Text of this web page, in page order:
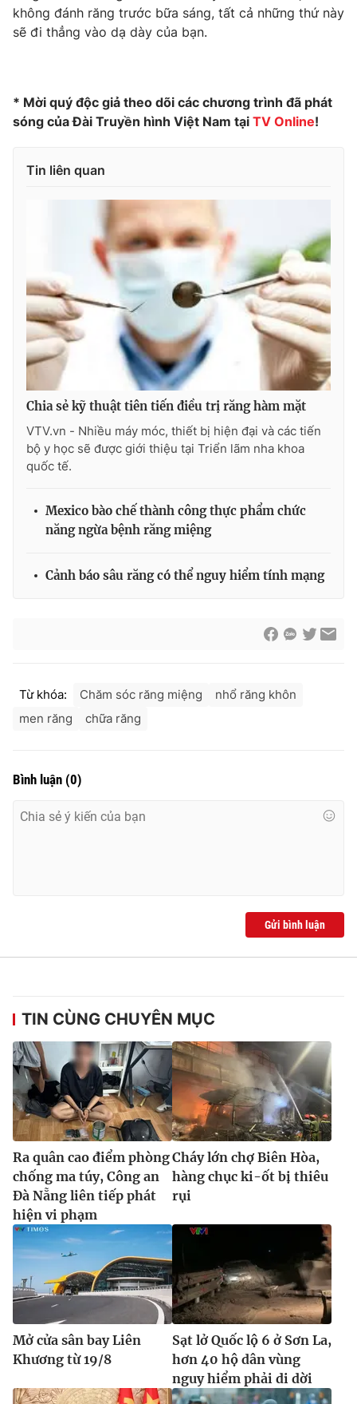
Ðiện thoại Thời báo VTV:024.66 897 897
Email: toasoan@vtv.vn
® Cấm sao chép dưới mọi hình thức nếu không có sự chấp
thuận bằng văn bản. Ghi rõ nguồn VTV.vn khi phát hành lại
thông tin từ website này.
không đánh răng trước bữa sáng, tất cả những thứ này
sẽ đi thẳng vào dạ dày của bạn.
* Mời quý độc giả theo dõi các chương trình đã phát
sóng của Đài Truyền hình Việt Nam tại TV Online!
Tin liên quan
Chia sẻ kỹ thuật tiên tiến điều trị răng hàm mặt
VTV.vn - Nhiều máy móc, thiết bị hiện đại và các tiến
bộ y học sẽ được giới thiệu tại Triển lãm nha khoa
quốc tế.
Mexico bào chế thành công thực phẩm chức
năng ngừa bệnh răng miệng
Cảnh báo sâu răng có thể nguy hiểm tính mạng
Từ khóa: Chăm sóc răng miệng
nhổ răng khôn
men răng
chữa răng
Bình luận (0)
Gửi bình luận
TIN CÙNG CHUYÊN MỤC
Ra quân cao điểm phòng
chống ma túy, Công an
Đà Nẵng liên tiếp phát
hiện vi phạm
Cháy lớn chợ Biên Hòa,
hàng chục ki-ốt bị thiêu
rụi
Mở cửa sân bay Liên
Khương từ 19/8
Sạt lở Quốc lộ 6 ở Sơn La,
hơn 40 hộ dân vùng
nguy hiểm phải di dời